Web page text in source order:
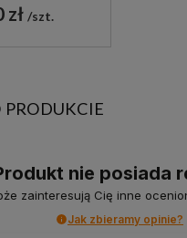
zł szt.
PRODUKCIE
nie posiada
zainteresują Cię inne
Jak zbieramy opinie?